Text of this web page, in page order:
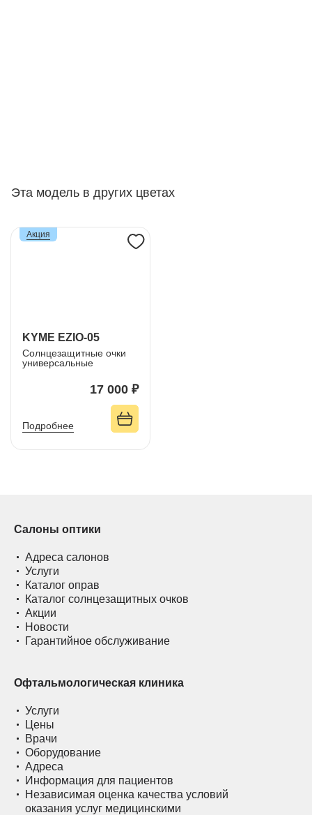
Эта модель в других цветах
KYME EZIO-05
Солнцезащитные очки
универсальные
17 000 ₽
Подробнее
Акция
Салоны оптики
Адреса салонов
Услуги
Каталог оправ
Каталог солнцезащитных очков
Акции
Новости
Гарантийное обслуживание
Офтальмологическая клиника
Услуги
Цены
Врачи
Оборудование
Адреса
Информация для пациентов
Независимая оценка качества условий
оказания услуг медицинскими